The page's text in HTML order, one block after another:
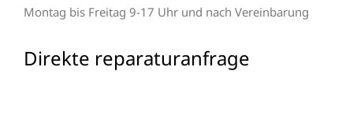
Montag bis Freitag 9-17 Uhr und nach Vereinbarung
Direkte reparaturanfrage